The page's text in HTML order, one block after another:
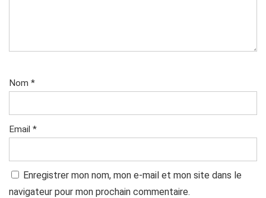
Nom *
Email *
Enregistrer mon nom, mon e-mail et mon site dans le
navigateur pour mon prochain commentaire.